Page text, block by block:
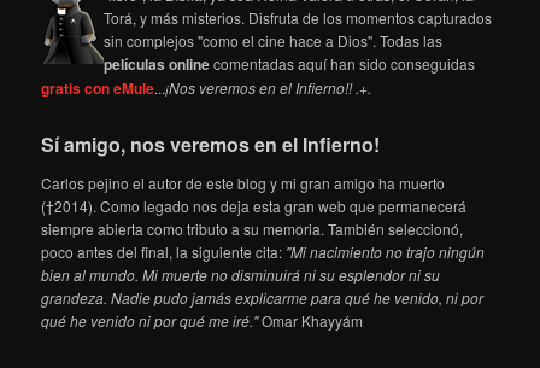
Torá, y más misterios. Disfruta de los momentos capturados
sin complejos "como el cine hace a Dios". Todas las
películas onlinecomentadas aquí han sido conseguidas
gratis con eMule...¡Nos veremos en el Infierno!! .+.
Sí amigo, nos veremos en el Infierno!
Carlos pejino el autor de este blog y mi gran amigo ha muerto
(†2014). Como legado nos deja esta gran web que permanecerá
siempre abierta como tributo a su memoria. También seleccionó,
poco antes del final, la siguiente cita: "Mi nacimiento no trajo ningún
bien al mundo. Mi muerte no disminuirá ni su esplendor ni su
grandeza. Nadie pudo jamás explicarme para qué he venido, ni por
qué he venido ni por qué me iré."Omar Khayyám